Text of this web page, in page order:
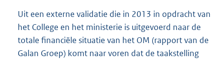
Uit een externe validatie die in 2013 in opdracht van
het College en het ministerie is uitgevoerd naar de
totale financiële situatie van het OM (rapport van de
Galan Groep) komt naar voren dat de taakstelling